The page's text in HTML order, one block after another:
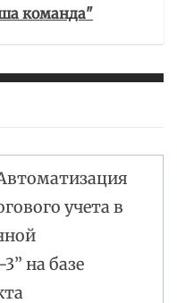
команда"
учета в
на базе